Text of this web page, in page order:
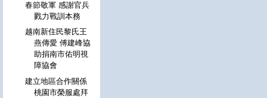
春節敬軍 感謝官兵
戮力戰訓本務
越南新住民黎氏王
燕傳愛 傅建峰協
助捐南市佑明視
障協會
建立地區合作關係
桃園市榮服處拜